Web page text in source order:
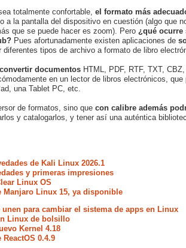
totalmente confortable, el formato más
a la pantalla del dispositivo en cuestión (algo que
que se puede hacer es zoom). Pero ¿qué
Pues afortunadamente existen aplicaciones de
tipos de archivo a formato de libro
documentos HTML, PDF, RTF, TXT,
en un lector de libros electrónicos,
una Tablet PC, etc.
de formatos, sino que con calibre además
y catalogarlos, y tener así una auténtica
de Kali Linux 2026.1
y primeras impresiones
Linux OS
Manjaro Linux 15, ya disponible
unen para cambiar el sistema de apps en Linux
Linux de bolsillo
Kernel 4.18
ReactOS 0.4.9